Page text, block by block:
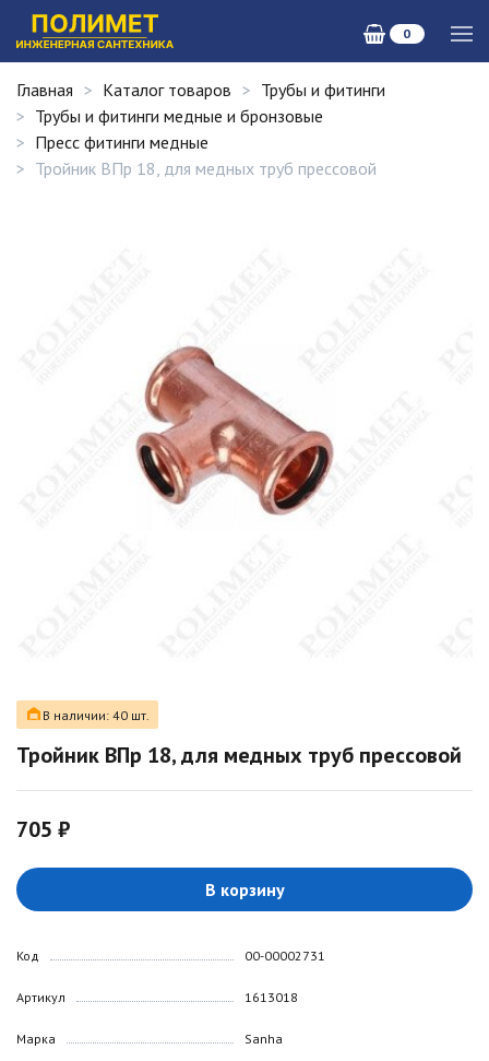
0
Главная Каталог товаров
Трубы и фитинги
Трубы и фитинги медные и бронзовые
Пресс фитинги медные
Тройник ВПр 18, для медных труб прессовой
В наличии: 40 шт.
Тройник ВПр 18, для медных труб прессовой
705 ₽
В корзину
Код
Артикул
Марка
00-00002731
1613018
Sanha